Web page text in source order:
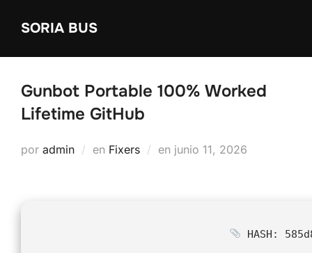
SORIA BUS
Gunbot Portable 100% Worked
Lifetime GitHub
por admin en Fixers en Publicado
junio 11, 2026
HASH: